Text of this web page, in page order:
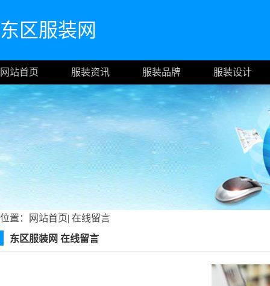
东区服装网
网站首页 服装资讯 服装品牌 服装设计
位置： 网站首页| 在线留言
东区服装网 在线留言